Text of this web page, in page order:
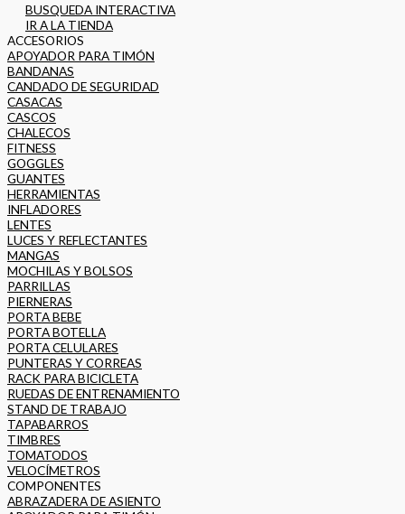
BUSQUEDA INTERACTIVA
IR A LA TIENDA
ACCESORIOS
APOYADOR PARA TIMÓN
BANDANAS
CANDADO DE SEGURIDAD
CASACAS
CASCOS
CHALECOS
FITNESS
GOGGLES
GUANTES
HERRAMIENTAS
INFLADORES
LENTES
LUCES Y REFLECTANTES
MANGAS
MOCHILAS Y BOLSOS
PARRILLAS
PIERNERAS
PORTA BEBE
PORTA BOTELLA
PORTA CELULARES
PUNTERAS Y CORREAS
RACK PARA BICICLETA
RUEDAS DE ENTRENAMIENTO
STAND DE TRABAJO
TAPABARROS
TIMBRES
TOMATODOS
VELOCÍMETROS
COMPONENTES
ABRAZADERA DE ASIENTO